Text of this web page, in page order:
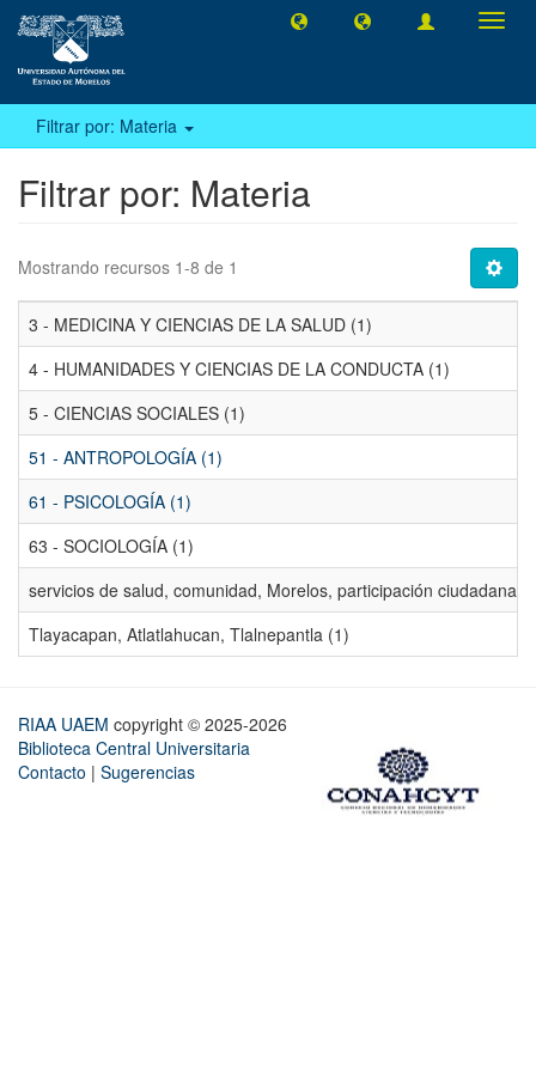
Filtrar por: Materia
Filtrar por: Materia
Mostrando recursos 1-8 de 1
3 - MEDICINA Y CIENCIAS DE LA SALUD (1)
4 - HUMANIDADES Y CIENCIAS DE LA CONDUCTA (1)
5 - CIENCIAS SOCIALES (1)
51 - ANTROPOLOGÍA (1)
61 - PSICOLOGÍA (1)
63 - SOCIOLOGÍA (1)
servicios de salud, comunidad, Morelos, participación
Tlayacapan, Atlatlahucan, Tlalnepantla (1)
RIAA UAEM copyright © 2025-2026
Biblioteca Central Universitaria
Contacto | Sugerencias